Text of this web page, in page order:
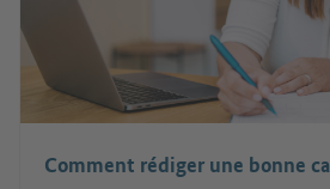
Comment rédiger une bonne